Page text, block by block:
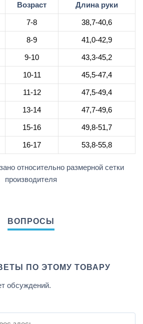
Возраст Длина руки
7-8 38,7-40,6
8-9 41,0-42,9
9-10 43,3-45,2
10-11 45,5-47,4
11-12 47,5-49,4
13-14 47,7-49,6
15-16 49,8-51,7
16-17 53,8-55,8
относительно размерной сетки
производителя
ПО ЭТОМУ ТОВАРУ
обсуждений.